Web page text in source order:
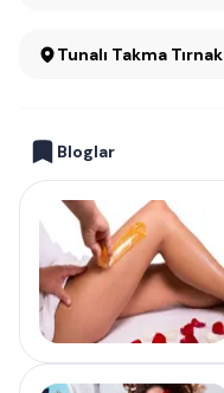
Tunalı Takma Tırnak
Bloglar